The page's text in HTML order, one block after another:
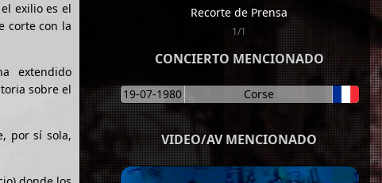
exilio es el
corte con la
extendido
sobre el
por sí sola,
Recorte de Prensa
1/1
CONCIERTO MENCIONADO
19-07-1980 Corse
VIDEO/AV MENCIONADO